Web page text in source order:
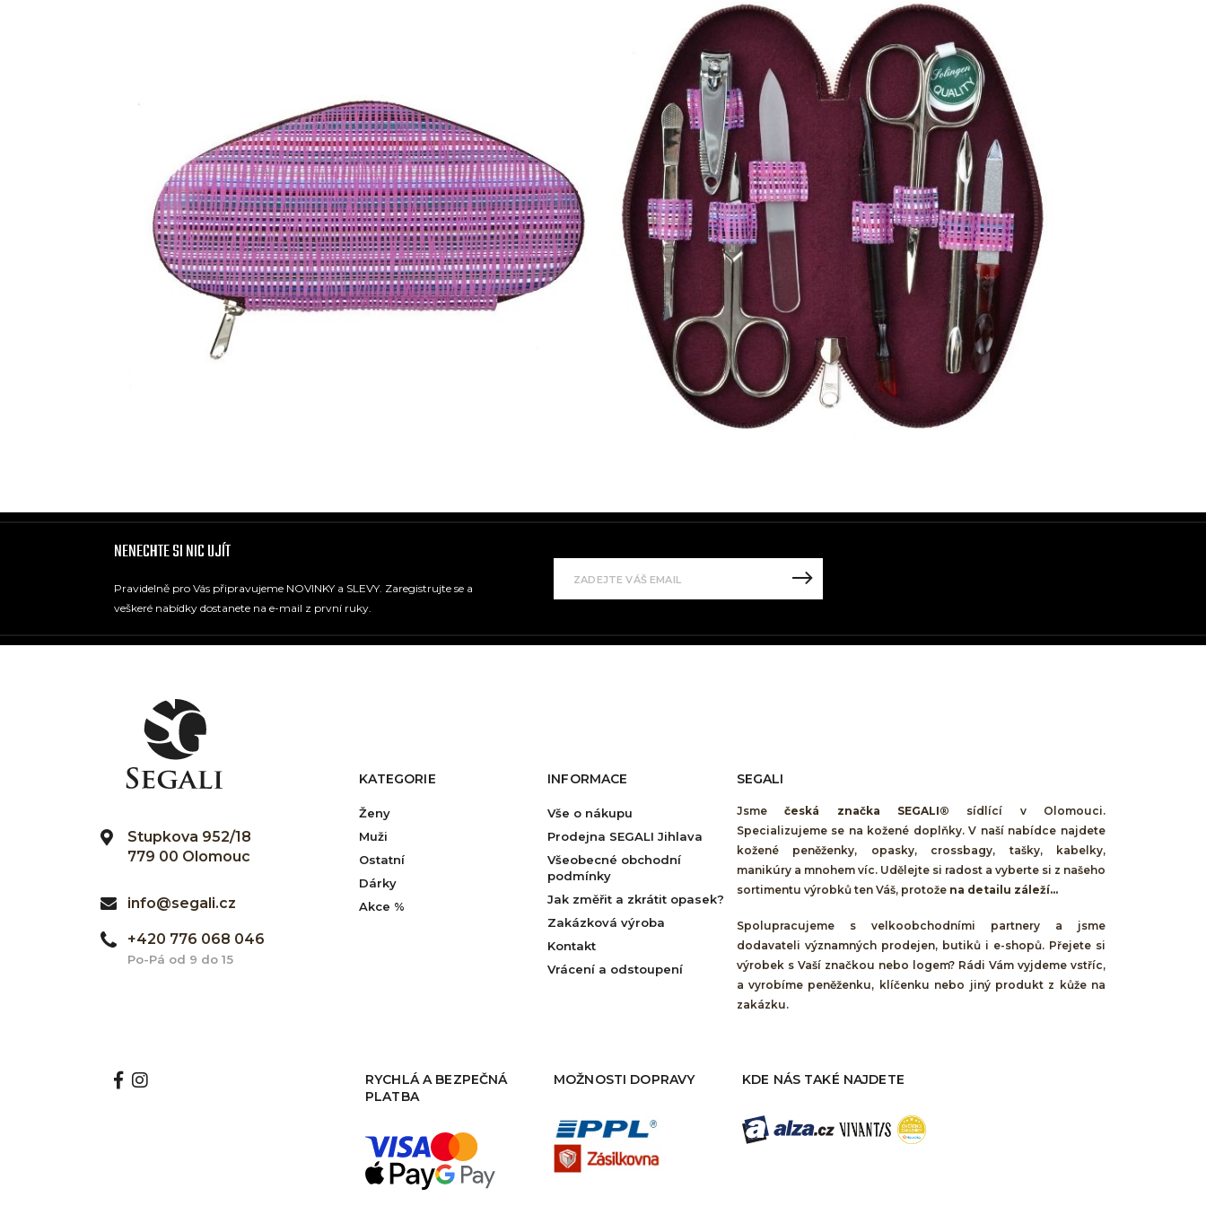
NENECHTE SI NIC UJÍT
Pravidelně pro Vás připravujeme NOVINKY a SLEVY. Zaregistrujte se a
veškeré nabídky dostanete na e-mail z první ruky.
Stupkova 952/18
779 00 Olomouc
info@segali.cz
+420 776 068 046
Po-Pá od 9 do 15
KATEGORIE
Ženy
Muži
Ostatní
Dárky
Akce %
INFORMACE
Vše o nákupu
Prodejna SEGALI Jihlava
Všeobecné obchodní
podmínky
Jak změřit a zkrátit opasek?
Zakázková výroba
Kontakt
Vrácení a odstoupení
SEGALI
Jsmečeská značka SEGALI® sídlící v Olomouci.
Specializujeme se na kožené doplňky. V naší nabídce najdete
kožené peněženky, opasky, crossbagy, tašky, kabelky,
manikúry a mnohem víc. Udělejte si radost a vyberte si z našeho
sortimentu výrobků ten Váš, protože na detailu záleží...
Spolupracujeme s velkoobchodními partnery a jsme
dodavateli významných prodejen, butiků i e-shopů. Přejete si
výrobek s Vaší značkou nebo logem? Rádi Vám vyjdeme vstříc,
a vyrobíme peněženku, klíčenku nebo jiný produkt z kůže na
zakázku.
RYCHLÁ A BEZPEČNÁ
PLATBA
MOŽNOSTI DOPRAVY KDE NÁS TAKÉ NAJDETE